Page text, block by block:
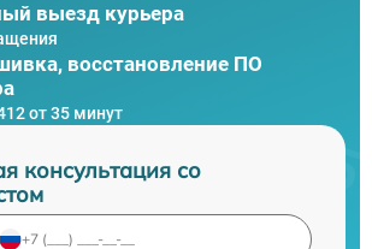
выезд курьера
восстановление ПО
от 35 минут
консультация со